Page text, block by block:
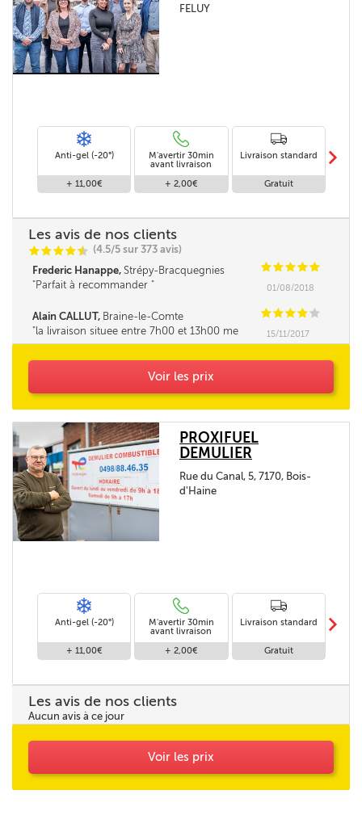
FELUY
Anti-gel (-20°)
+ 11,00€
M'avertir 30min
avant livraison
+ 2,00€
Livraison standard
Gratuit
m
Les avis de nos clients
CCCCi
@ (4.5/5 sur 373 avis)
Frederic Hanappe, Strépy-Bracquegnies CCCCC
Parfait à recommander
01/08/2018
Alain CALLUT, Braine-le-Comte CCCC C
la livraison situee entre 7h00 et 13h00 me
parait tres longue. la fourchette ne pourrait elle
15/11/2017
Voir les prix
PROXIFUEL
DEMULIER
Rue du Canal, 5, 7170, Bois-
d'Haine
Anti-gel (-20°)
+ 11,00€
M'avertir 30min
avant livraison
+ 2,00€
Livraison standard
Gratuit
m
Les avis de nos clients
Aucun avis à ce jour
Voir les prix